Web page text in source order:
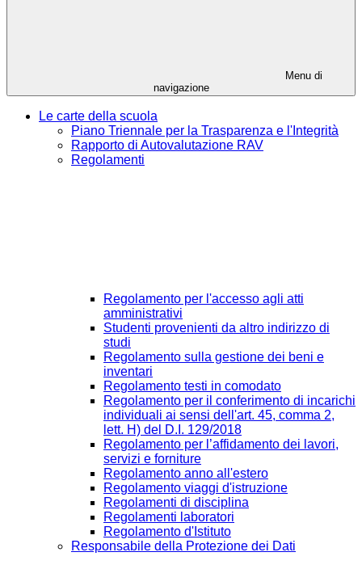
Menu di
navigazione
Le carte della scuola
Piano Triennale per la Trasparenza e l'Integrità
Rapporto di Autovalutazione RAV
Regolamenti
Regolamento per l'accesso agli atti
amministrativi
Studenti provenienti da altro indirizzo di
studi
Regolamento sulla gestione dei beni e
inventari
Regolamento testi in comodato
Regolamento per il conferimento di incarichi
individuali ai sensi dell'art. 45, comma 2,
lett. H) del D.I. 129/2018
Regolamento per l’affidamento dei lavori,
servizi e forniture
Regolamento anno all'estero
Regolamento viaggi d'istruzione
Regolamenti di disciplina
Regolamenti laboratori
Regolamento d'Istituto
Responsabile della Protezione dei Dati